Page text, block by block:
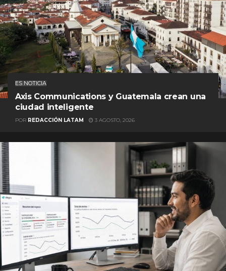
ES NOTICIA
Axis Communications y Guatemala crean una
ciudad inteligente
POR REDACCIÓN LATAM 3 AGOSTO, 2026